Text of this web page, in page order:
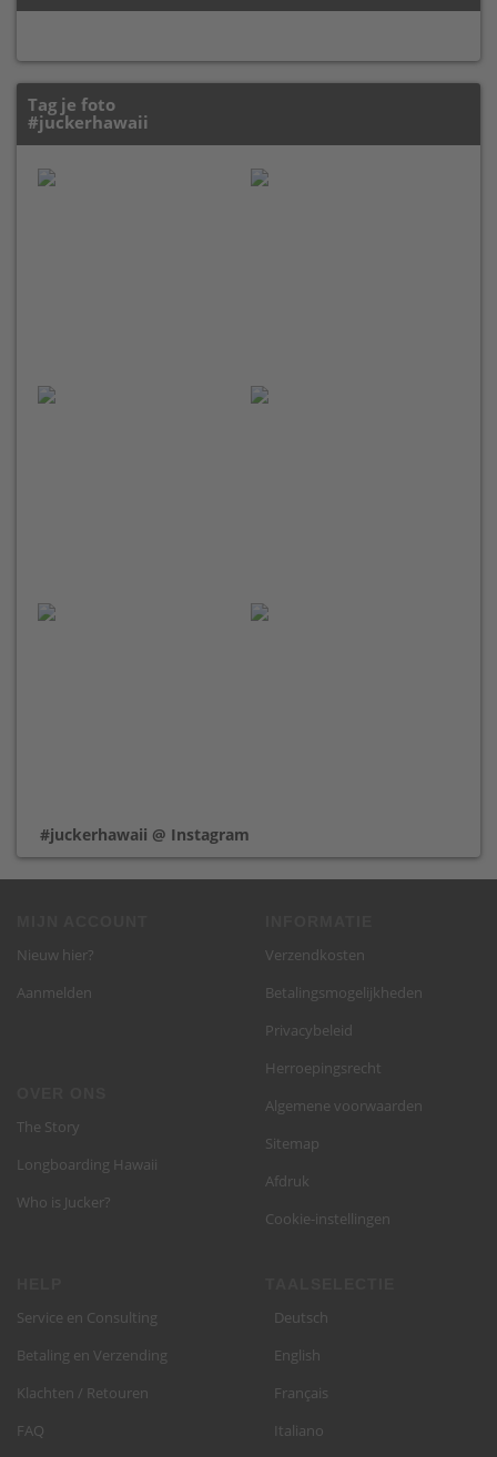
Tag je foto
#juckerhawaii
#juckerhawaii @ Instagram
Nieuw hier?
Aanmelden
The Story
Longboarding Hawaii
Who is Jucker?
Verzendkosten
Betalingsmogelijkheden
Privacybeleid
Herroepingsrecht
Algemene voorwaarden
Sitemap
Afdruk
Cookie-instellingen
Service en Consulting
Betaling en Verzending
Klachten / Retouren
FAQ
Deutsch
English
Français
Italiano